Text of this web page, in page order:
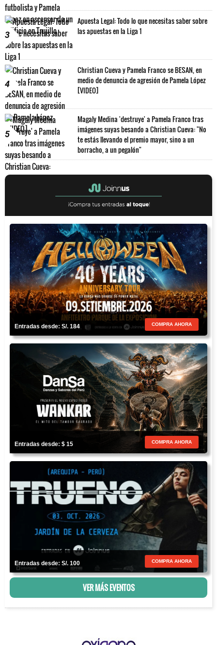
3
Apuesta Legal: Todo lo que necesitas saber sobre
las apuestas en la Liga 1
4
Christian Cueva y Pamela Franco se BESAN, en
medio de denuncia de agresión de Pamela López
[VIDEO]
5
Magaly Medina 'destruye' a Pamela Franco tras
imágenes suyas besando a Christian Cueva: "No
te estás llevando el premio mayor, sino a un
borracho, a un pegalón"
Entradas desde: S/. 184 COMPRA AHORA
Entradas desde: $ 15 COMPRA AHORA
Entradas desde: S/. 100 COMPRA AHORA
VER MÁS EVENTOS